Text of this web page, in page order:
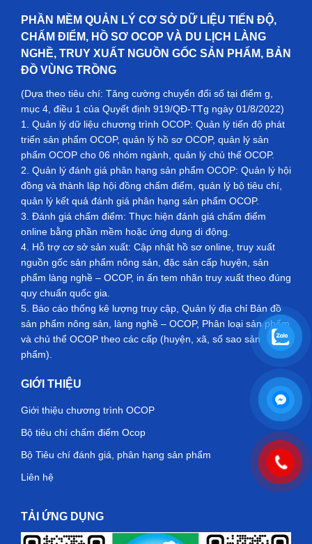
PHẦN MỀM QUẢN LÝ CƠ SỞ DỮ LIỆU TIẾN ĐỘ,
CHẤM ĐIỂM, HỒ SƠ OCOP VÀ DU LỊCH LÀNG
NGHỀ, TRUY XUẤT NGUỒN GỐC SẢN PHẨM, BẢN
ĐỒ VÙNG TRỒNG
(Dựa theo tiêu chí: Tăng cường chuyển đổi số tại điểm g,
mục 4, điều 1 của Quyết định 919/QĐ-TTg ngày 01/8/2022)
1. Quản lý dữ liệu chương trình OCOP: Quản lý tiến độ phát
triển sản phẩm OCOP, quản lý hồ sơ OCOP, quản lý sản
phẩm OCOP cho 06 nhóm ngành, quản lý chủ thể OCOP.
2. Quản lý đánh giá phân hạng sản phẩm OCOP: Quản lý hội
đồng và thành lập hội đồng chấm điểm, quản lý bộ tiêu chí,
quản lý kết quả đánh giá phân hạng sản phẩm OCOP.
3. Đánh giá chấm điểm: Thực hiện đánh giá chấm điểm
online bằng phần mềm hoặc ứng dụng di động.
4. Hỗ trợ cơ sở sản xuất: Cập nhật hồ sơ online, truy xuất
nguồn gốc sản phẩm nông sản, đặc sản cấp huyện, sản
phẩm làng nghề – OCOP, in ấn tem nhãn truy xuất theo đúng
quy chuẩn quốc gia.
5. Báo cáo thống kê lượng truy cập, Quản lý địa chỉ Bản đồ
sản phẩm nông sản, làng nghề – OCOP, Phân loại sản phẩm
và chủ thể OCOP theo các cấp (huyện, xã, số sao sản
phẩm).
GIỚI THIỆU
Giới thiệu chương trình OCOP
Bộ tiêu chí chấm điểm Ocop
Bộ Tiêu chí đánh giá, phân hạng sản phẩm
Liên hệ
TẢI ỨNG DỤNG